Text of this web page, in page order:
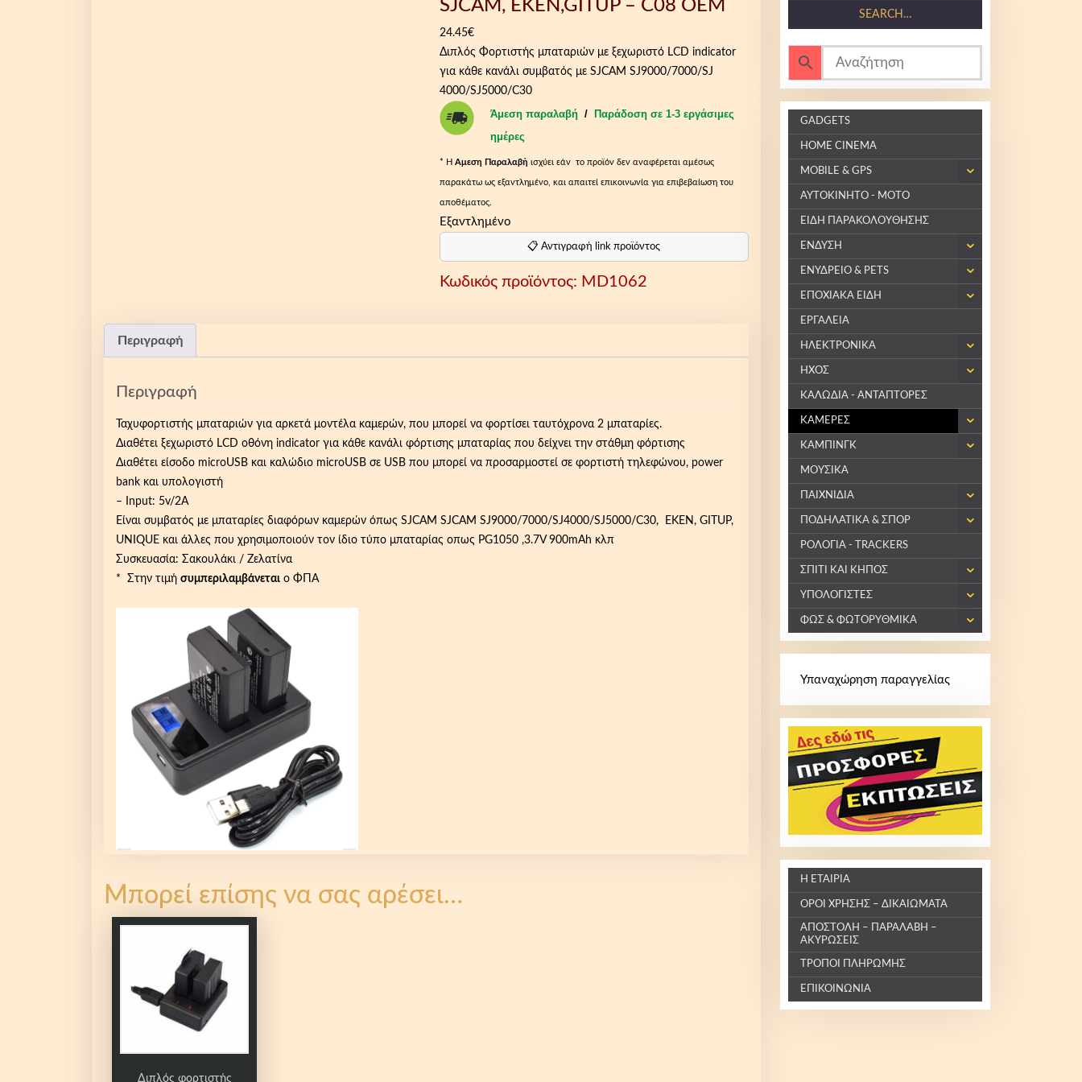
SJCAM, EKEN,GITUP – C08 OEM
24.45€
Διπλός Φορτιστής μπαταριών με ξεχωριστό LCD indicator
για κάθε κανάλι συμβατός με SJCAM SJ9000/7000/SJ
4000/SJ5000/C30
Άμεση παραλαβή /
Παράδοση σε 1-3 εργάσιμες
ημέρες
* Η Aμεση Παραλαβή ισχύει εάν το προϊόν δεν αναφέρεται αμέσως
παρακάτω ως εξαντλημένο, και απαιτεί επικοινωνία για επιβεβαίωση του
αποθέματος.
Εξαντλημένο
📋 Αντιγραφή link προϊόντος
Κωδικός προϊόντος: MD1062
Περιγραφή
Περιγραφή
Ταχυφορτιστής μπαταριών για αρκετά μοντέλα καμερών, που μπορεί να φορτίσει ταυτόχρονα 2 μπαταρίες.
Διαθέτει ξεχωριστό LCD οθόνη indicator για κάθε κανάλι φόρτισης μπαταρίας που δείχνει την στάθμη φόρτισης
Διαθέτει είσοδο microUSB και καλώδιο microUSB σε USB που μπορεί να προσαρμοστεί σε φορτιστή τηλεφώνου, power
bank και υπολογιστή
– Input: 5v/2A
Είναι συμβατός με μπαταρίες διαφόρων καμερών όπως SJCAM SJCAM SJ9000/7000/SJ4000/SJ5000/C30, EKEN, GITUP,
UNIQUE και άλλες που χρησιμοποιούν τον ίδιο τύπο μπαταρίας οπως PG1050 ,3.7V 900mAh κλπ
Συσκευασία: Σακουλάκι / Ζελατίνα
* Στην τιμή συμπεριλαμβάνεται ο ΦΠΑ
Μπορεί επίσης να σας αρέσει…
Διπλός φορτιστής
SEARCH…
GADGETS
HOME CINEMA
MOBILE & GPS
ΑΥΤΟΚΙΝΗΤΟ - ΜΟΤΟ
ΕΙΔΗ ΠΑΡΑΚΟΛΟΥΘΗΣΗΣ
ΕΝΔΥΣΗ
ΕΝΥΔΡΕΙΟ & PETS
ΕΠΟΧΙΑΚΑ ΕΙΔΗ
ΕΡΓΑΛΕΙΑ
ΗΛΕΚΤΡΟΝΙΚΑ
ΗΧΟΣ
ΚΑΛΩΔΙΑ - ΑΝΤΑΠΤΟΡΕΣ
ΚΑΜΕΡΕΣ
ΚΑΜΠΙΝΓΚ
ΜΟΥΣΙΚΑ
ΠΑΙΧΝΙΔΙΑ
ΠΟΔΗΛΑΤΙΚΑ & ΣΠΟΡ
ΡΟΛΟΓΙΑ - TRACKERS
ΣΠΙΤΙ ΚΑΙ ΚΗΠΟΣ
ΥΠΟΛΟΓΙΣΤΕΣ
ΦΩΣ & ΦΩΤΟΡΥΘΜΙΚΑ
Υπαναχώρηση παραγγελίας
Η ΕΤΑΙΡΊΑ
ΌΡΟΙ ΧΡΉΣΗΣ – ΔΙΚΑΙΏΜΑΤΑ
ΑΠΟΣΤΟΛΉ – ΠΑΡΑΛΑΒΉ –
ΑΚΥΡΏΣΕΙΣ
ΤΡΌΠΟΙ ΠΛΗΡΩΜΉΣ
ΕΠΙΚΟΙΝΩΝΊΑ